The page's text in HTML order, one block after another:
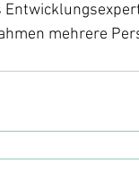
mehrere